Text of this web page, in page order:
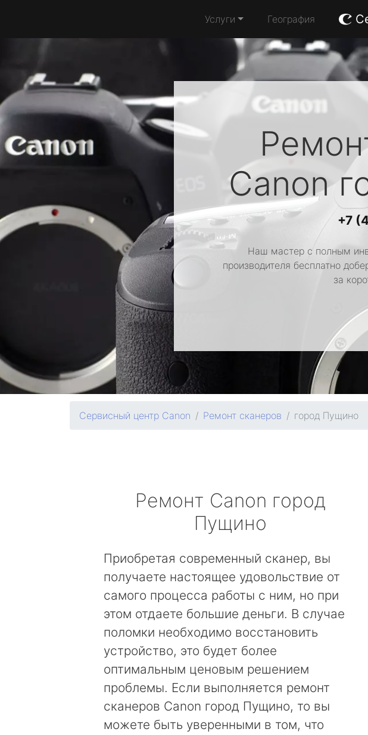
Услуги География
Canon
+7
Наш мастер с полным
производителя бесплатно
за
Сервисный центр Canon Ремонт сканеров город Пущино
Ремонт Canon город
Пущино
Приобретая современный сканер, вы
получаете настоящее удовольствие от
самого процесса работы с ним, но при
этом отдаете большие деньги. В случае
поломки необходимо восстановить
устройство, это будет более
оптимальным ценовым решением
проблемы. Если выполняется ремонт
сканеров Canon город Пущино, то вы
можете быть уверенными в том, что